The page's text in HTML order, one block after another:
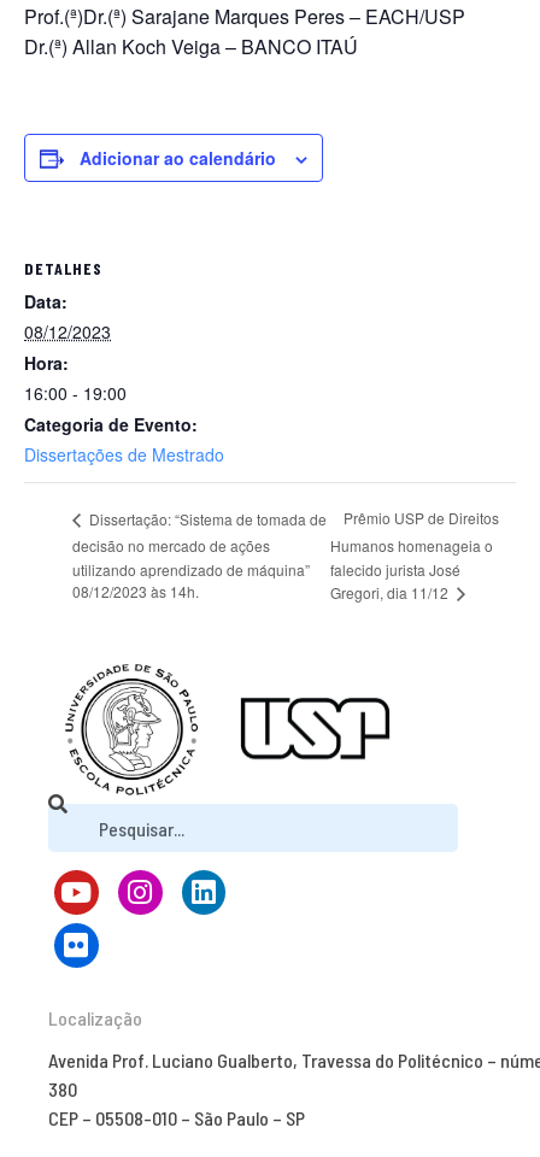
Prof.(ª)Dr.(ª) Sarajane Marques Peres – EACH/USP
Dr.(ª) Allan Koch Veiga – BANCO ITAÚ
Adicionar ao calendário
DETALHES
Data:
08/12/2023
Hora:
16:00 - 19:00
Categoria de Evento:
Dissertações de Mestrado
Dissertação: “Sistema de tomada de
decisão no mercado de ações
utilizando aprendizado de máquina”
08/12/2023 às 14h.
Prêmio USP de Direitos
Humanos homenageia o
falecido jurista José
Gregori, dia 11/12
Localização
Avenida Prof. Luciano Gualberto, Travessa do Politécnico –
380
CEP – 05508-010 – São Paulo – SP